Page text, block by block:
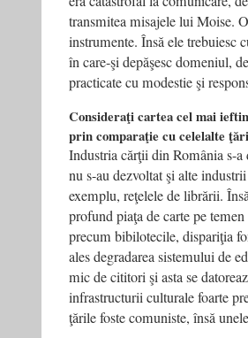
transmitea misajele lui Moise.
instrumente. Însă ele trebuiesc
în care-şi depăşesc domeniul,
practicate cu modestie şi
Consideraţi cartea cel mai
prin comparaţie cu celelalte
Industria cărţii din România s-
nu s-au dezvoltat şi alte
exemplu, reţelele de librării.
profund piaţa de carte pe
precum bibilotecile, dispariţia
ales degradarea sistemului de
mic de cititori şi asta se
infrastructurii culturale foarte
ţările foste comuniste, însă